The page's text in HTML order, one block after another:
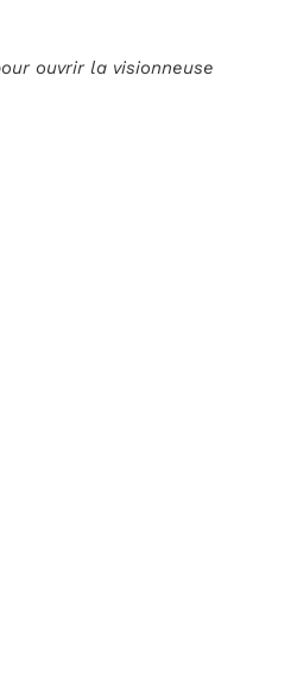
ouvrir la visionneuse